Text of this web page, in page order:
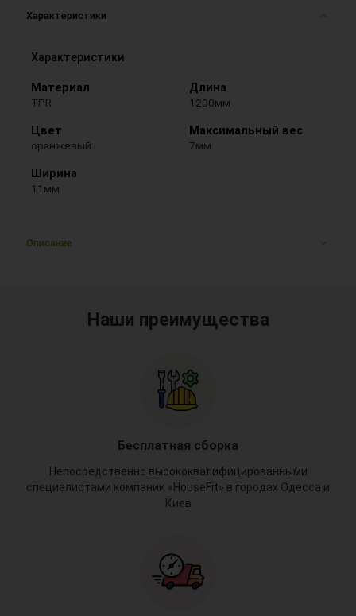
Характеристики
Характеристики
Материал
TPR
Цвет
оранжевый
Ширина
11мм
Длина
1200мм
Максимальный вес
7мм
Описание
Наши преимущества
Бесплатная сборка
Непосредственно высококвалифицированными
специалистами компании «HouseFit» в городах Одесса и
Киев